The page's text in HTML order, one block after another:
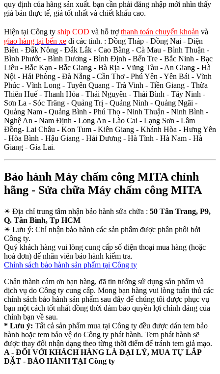
quy định của hãng sản xuất. bạn cần phải đăng nhập mới nhìn thấy
giá bán thực tế, giá tốt nhất và chiết khấu cao.
Hiện tại Công ty ship COD và hỗ trợthanh toán chuyển khoản và
giao hàng tại bến xe đi các tỉnh. : Đồng Tháp - Đồng Nai - Điện
Biên - Đắk Nông - Đắk Lắk - Cao Bằng - Cà Mau - Bình Thuận -
Bình Phước - Bình Dương - Bình Định - Bến Tre - Bắc Ninh - Bạc
Liêu - Bắc Kạn - Bắc Giang - Bà Rịa - Vũng Tàu - An Giang - Hà
Nội - Hải Phòng - Đà Nẵng - Cần Thơ - Phú Yên - Yên Bái - Vĩnh
Phúc - Vĩnh Long - Tuyên Quang - Trà Vinh - Tiền Giang - Thừa
Thiên Huế - Thanh Hóa - Thái Nguyên - Thái Bình - Tây Ninh -
Sơn La - Sóc Trăng - Quảng Trị - Quảng Ninh - Quảng Ngãi -
Quảng Nam - Quảng Bình - Phú Thọ - Ninh Thuận - Ninh Bình -
Nghệ An - Nam Định - Long An - Lào Cai - Lạng Sơn - Lâm
Đồng- Lai Châu - Kon Tum - Kiên Giang - Khánh Hòa - Hưng Yên
- Hòa Bình - Hậu Giang - Hải Dương - Hà Tĩnh - Hà Nam - Hà
Giang - Gia Lai.
Bảo hành Máy chấm công MITA chính
hãng - Sửa chữa Máy chấm công MITA
✴ Địa chỉ trung tâm nhận bảo hành sửa chữa : 50 Tân Trang, P9,
Q. Tân Bình, Tp HCM
✴ Lưu ý: Chỉ nhận bảo hành các sản phẩm được phân phối bởi
Công ty.
Quý khách hàng vui lòng cung cấp số điện thoại mua hàng (hoặc
hoá đơn) để nhân viên bảo hành kiểm tra.
Chính sách bảo hành sản phẩm tại Công ty
Chân thành cám ơn bạn hàng, đã tin tưởng sử dụng sản phẩm và
dịch vụ do Công ty cung cấp. Mong bạn hàng vui lòng tuân thủ các
chính sách bảo hành sản phẩm sau đây để chúng tôi được phục vụ
bạn một cách tốt nhất đồng thời đảm bảo quyền lợi chính đáng của
chính bạn về sau.
* Lưu ý: Tất cả sản phẩm mua tại Công ty đều được dán tem bảo
hành hoặc tem bảo vệ do Công ty phát hành. Tem phát hành sẽ
được thay đổi nhận dạng theo từng thời điểm để tránh tem giả mạo.
A - ĐỐI VỚI KHÁCH HÀNG LÀ ĐẠI LÝ, MUA TỰ LẮP
ĐẶT - BẢO HÀNH TẠI Công ty